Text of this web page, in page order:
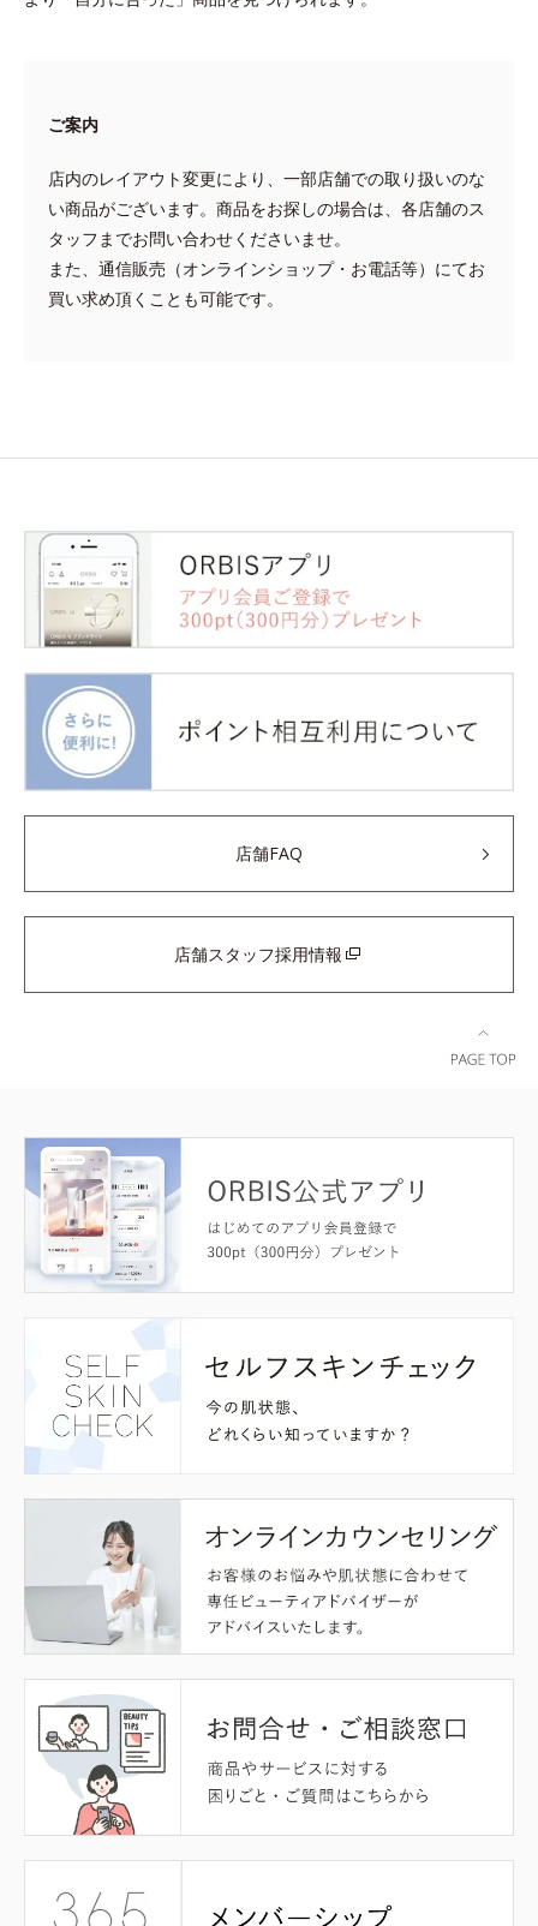
ご案内
店内のレイアウト変更により、一部店舗での取り扱いのな
い商品がございます。商品をお探しの場合は、各店舗のス
タッフまでお問い合わせくださいませ。
また、通信販売（オンラインショップ・お電話等）にてお
買い求め頂くことも可能です。
店舗FAQ
店舗スタッフ採用情報